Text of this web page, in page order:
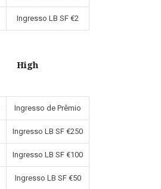
Ingresso LB SF €2
High
Ingresso de Prêmio
Ingresso LB SF €250
Ingresso LB SF €100
Ingresso LB SF €50